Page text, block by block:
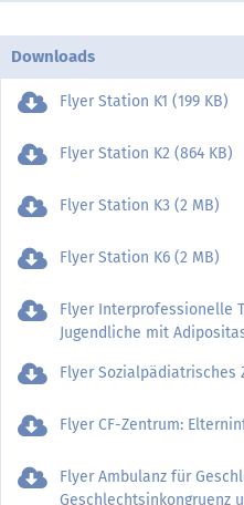
Downloads
Flyer Station K1 (199 KB)
Flyer Station K2 (864 KB)
Flyer Station K3 (2 MB)
Flyer Station K6 (2 MB)
Flyer Interprofessionelle
Jugendliche mit
Flyer Sozialpädiatrisches
Flyer CF-Zentrum:
Flyer Ambulanz für
Geschlechtsinkongruenz